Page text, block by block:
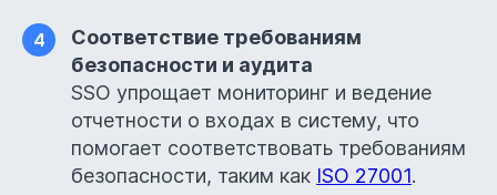
4
Соответствие требованиям
безопасности и аудита
SSO упрощает мониторинг и ведение
отчетности о входах в систему, что
помогает соответствовать требованиям
безопасности, таким как ISO 27001.